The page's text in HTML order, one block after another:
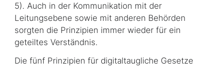
5). Auch in der Kommunikation mit der
Leitungsebene sowie mit anderen Behörden
sorgten die Prinzipien immer wieder für ein
geteiltes Verständnis.
Die fünf Prinzipien für digitaltaugliche Gesetze